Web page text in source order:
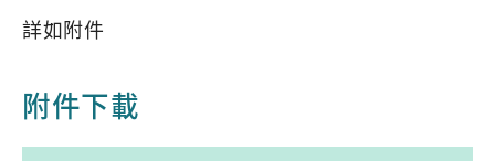
詳如附件
附件下載